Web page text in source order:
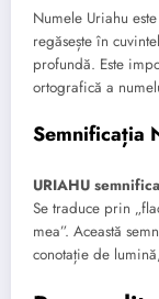
Numele Uriahu
regăsește în
profundă. Este
ortografică a
Semnificația
URIAHU
Se traduce prin
mea”. Această
conotație de